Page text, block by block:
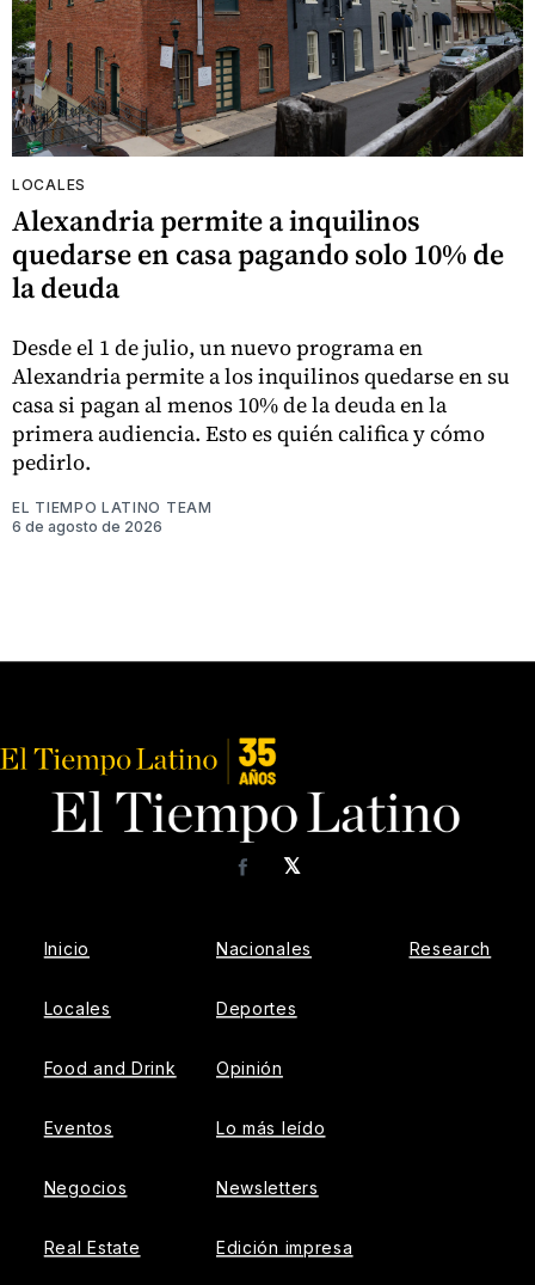
LOCALES
Alexandria permite a inquilinos
quedarse en casa pagando solo 10% de
la deuda
Desde el 1 de julio, un nuevo programa en
Alexandria permite a los inquilinos quedarse en su
casa si pagan al menos 10% de la deuda en la
primera audiencia. Esto es quién califica y cómo
pedirlo.
EL TIEMPO LATINO TEAM
6 de agosto de 2026
𝕏
Facebook
Inicio
Locales
Food and Drink
Eventos
Negocios
Real Estate
Nacionales
Deportes
Opinión
Lo más leído
Newsletters
Edición impresa
Research